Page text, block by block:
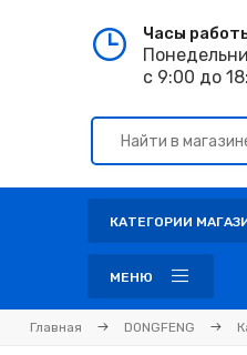
Часы
с 9:00 до
КАТЕГОРИИ
МЕНЮ
Главная DONGFENG